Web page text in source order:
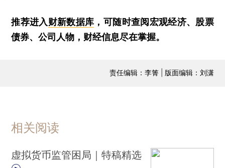
推荐进入财新数据库 ，可随时查阅宏观经济、股票
债券、公司人物，财经信息尽在掌握。
责任编辑：李箐 | 版面编辑：刘潇
相关阅读
虚拟货币监管困局｜特稿精选